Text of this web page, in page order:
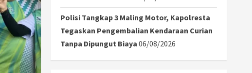
Polisi Tangkap 3 Maling Motor, Kapolresta
Tegaskan Pengembalian Kendaraan Curian
Tanpa Dipungut Biaya 06/08/2026